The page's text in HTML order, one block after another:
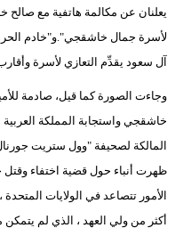
يعلنان عن مكالمة هاتفية مع صالح
لأسرة جمال خاشقجي".و"خادم
آل سعود يقدِّم التعازي لأسرة
وجاءت الصورة كما قيل، صادمة
خاشقجي واستجابة المملكة
المالكة لصحيفة "وول ستريت
ظهرت أنباء حول قضية اختفاء
الأمور تتصاعد في الولايات
أكثر من ولي العهد ، الذي لم